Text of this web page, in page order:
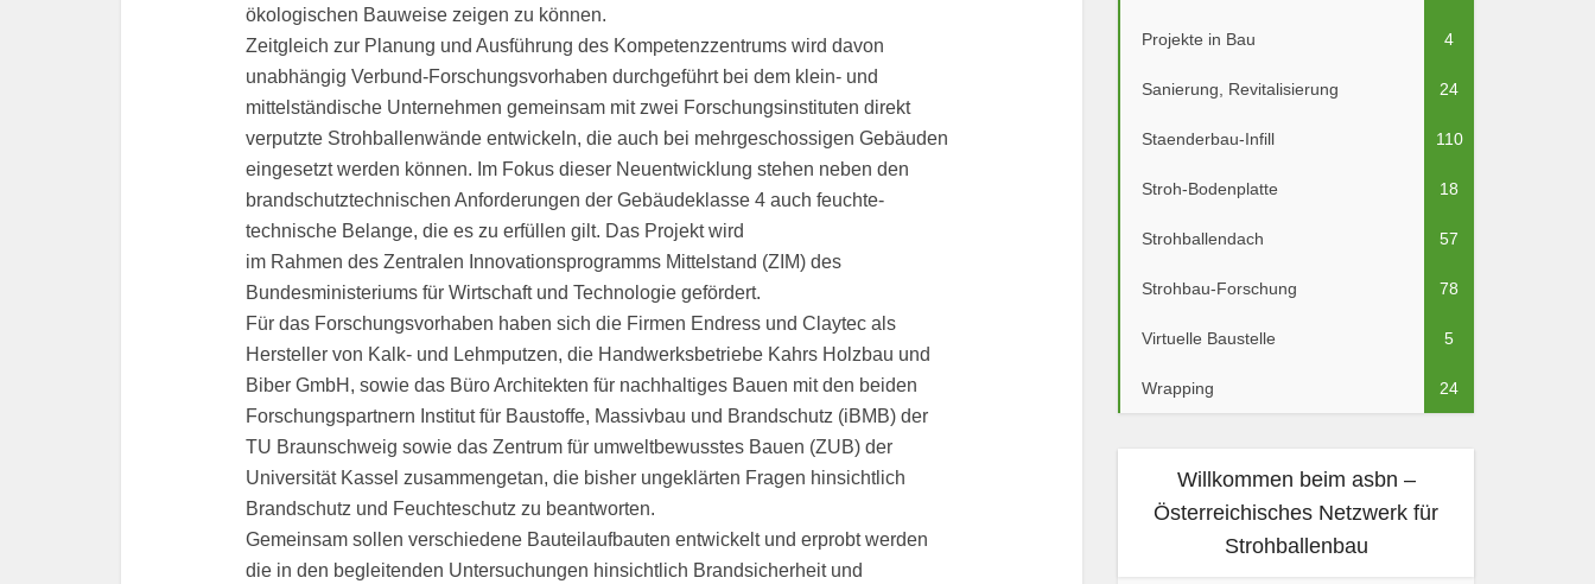
ökologischen Bauweise zeigen zu können.
Zeitgleich zur Planung und Ausführung des Kompetenzzentrums wird davon
unabhängig Verbund-Forschungsvorhaben durchgeführt bei dem klein- und
mittelständische Unternehmen gemeinsam mit zwei Forschungsinstituten direkt
verputzte Strohballenwände entwickeln, die auch bei mehrgeschossigen Gebäuden
eingesetzt werden können. Im Fokus dieser Neuentwicklung stehen neben den
brandschutztechnischen Anforderungen der Gebäudeklasse 4 auch feuchte-
technische Belange, die es zu erfüllen gilt. Das Projekt wird
im Rahmen des Zentralen Innovationsprogramms Mittelstand (ZIM) des
Bundesministeriums für Wirtschaft und Technologie gefördert.
Für das Forschungsvorhaben haben sich die Firmen Endress und Claytec als
Hersteller von Kalk- und Lehmputzen, die Handwerksbetriebe Kahrs Holzbau und
Biber GmbH, sowie das Büro Architekten für nachhaltiges Bauen mit den beiden
Forschungspartnern Institut für Baustoffe, Massivbau und Brandschutz (iBMB) der
TU Braunschweig sowie das Zentrum für umweltbewusstes Bauen (ZUB) der
Universität Kassel zusammengetan, die bisher ungeklärten Fragen hinsichtlich
Brandschutz und Feuchteschutz zu beantworten.
Gemeinsam sollen verschiedene Bauteilaufbauten entwickelt und erprobt werden
die in den begleitenden Untersuchungen hinsichtlich Brandsicherheit und
Projekte in Bau 4
Sanierung, Revitalisierung 24
Staenderbau-Infill 110
Stroh-Bodenplatte 18
Strohballendach 57
Strohbau-Forschung 78
Virtuelle Baustelle 5
Wrapping 24
Willkommen beim asbn –
Österreichisches Netzwerk für
Strohballenbau